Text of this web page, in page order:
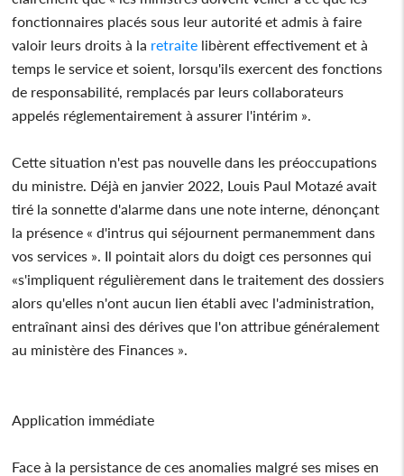
fonctionnaires placés sous leur autorité et admis à faire
valoir leurs droits à la retraite libèrent effectivement et à
temps le service et soient, lorsqu'ils exercent des fonctions
de responsabilité, remplacés par leurs collaborateurs
appelés réglementairement à assurer l'intérim ».
Cette situation n'est pas nouvelle dans les préoccupations
du ministre. Déjà en janvier 2022, Louis Paul Motazé avait
tiré la sonnette d'alarme dans une note interne, dénonçant
la présence « d'intrus qui séjournent permanemment dans
vos services ». Il pointait alors du doigt ces personnes qui
«s'impliquent régulièrement dans le traitement des dossiers
alors qu'elles n'ont aucun lien établi avec l'administration,
entraînant ainsi des dérives que l'on attribue généralement
au ministère des Finances ».
Application immédiate
Face à la persistance de ces anomalies malgré ses mises en